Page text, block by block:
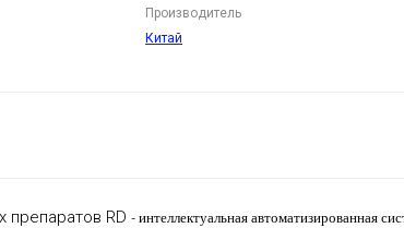
Производитель
Китай
препаратов RD - интеллектуальная автоматизированная